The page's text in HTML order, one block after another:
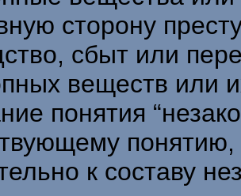
сторону
сбыт или
веществ или
понятия
к составу